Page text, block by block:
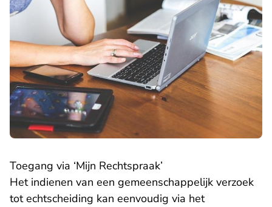
Toegang via ‘Mijn Rechtspraak’
Het indienen van een gemeenschappelijk verzoek
tot echtscheiding kan eenvoudig via het